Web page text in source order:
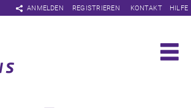
ANMELDEN
Navigation
überspringen
REGISTRIEREN KONTAKT HILFE